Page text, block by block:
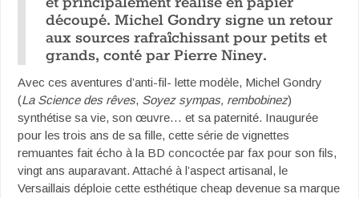
découpé. Michel Gondry signe un retour
aux sources rafraîchissant pour petits et
grands, conté par Pierre Niney.
Avec ces aventures d’anti-fil- lette modèle, Michel Gondry
(La Science des rêves, Soyez sympas, rembobinez)
synthétise sa vie, son œuvre… et sa paternité. Inaugurée
pour les trois ans de sa fille, cette série de vignettes
remuantes fait écho à la BD concoctée par fax pour son fils,
vingt ans auparavant. Attaché à l’aspect artisanal, le
Versaillais déploie cette esthétique cheap devenue sa marque